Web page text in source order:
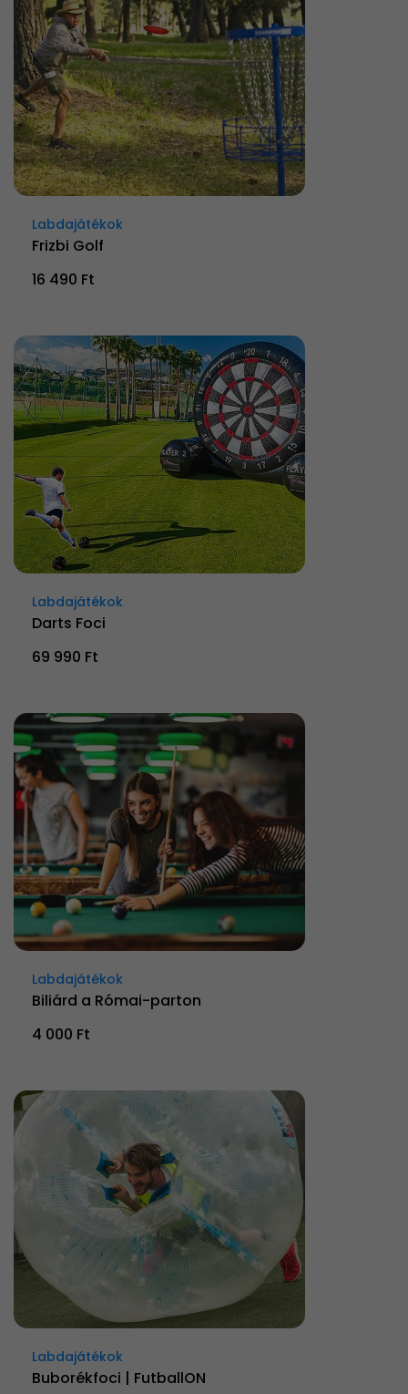
Labdajátékok
Frizbi Golf
16 490 Ft
Labdajátékok
Darts Foci
69 990 Ft
Labdajátékok
Biliárd a Római-parton
4 000 Ft
Labdajátékok
Buborékfoci | FutballON